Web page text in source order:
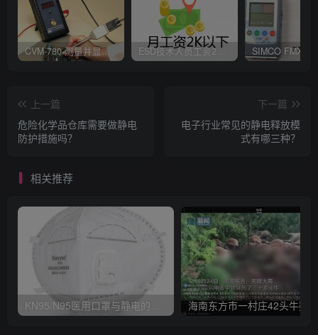
CVM-780 测量并显示实时静电压数据、操作说明 ESD技术人员工资2K以下，你相信吗？
上一篇
危险化学品仓库需要做静电
防护措施吗？
下一篇
电子行业常见的静电释放模
式有哪三种？
相关推荐
KN95/N95医用口罩与静电的秘密关系